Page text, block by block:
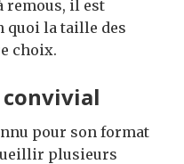
remous, il est
quoi la taille des
choix.
convivial
pour son format
plusieurs